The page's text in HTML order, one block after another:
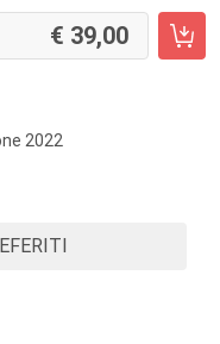
39,00
2022